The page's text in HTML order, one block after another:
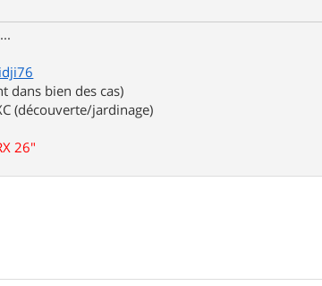
dans bien des cas)
(découverte/jardinage)
26"